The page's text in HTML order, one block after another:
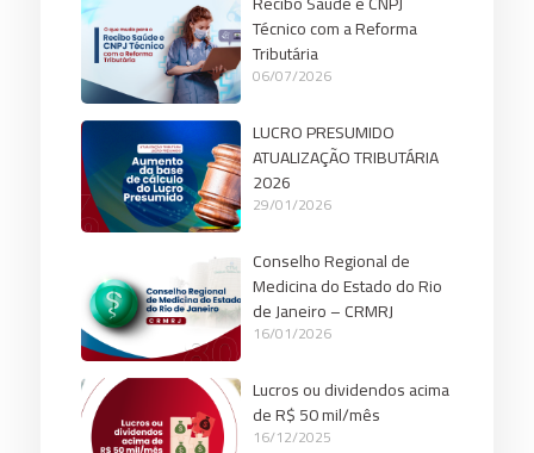
Técnico com a Reforma
Tributária
06/07/2026
LUCRO PRESUMIDO
ATUALIZAÇÃO TRIBUTÁRIA
2026
29/01/2026
Conselho Regional de
Medicina do Estado do Rio
de Janeiro – CRMRJ
16/01/2026
Lucros ou dividendos acima
de R$ 50 mil/mês
16/12/2025